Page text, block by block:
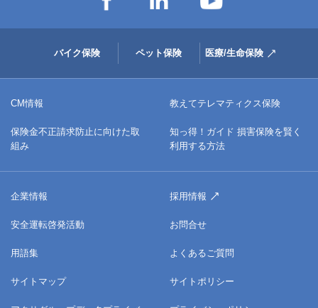
バイク保険 ペット保険 医療/生命保険
CM情報 教えてテレマティクス保険
保険金不正請求防止に向けた取
組み
知っ得！ガイド 損害保険を賢く
利用する方法
企業情報 採用情報
安全運転啓発活動 お問合せ
用語集 よくあるご質問
サイトマップ サイトポリシー